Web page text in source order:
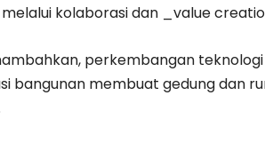
kolaborasi dan _value
perkembangan
bangunan membuat gedung dan